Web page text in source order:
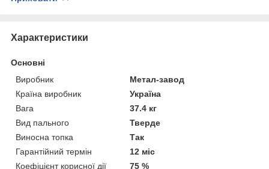
Характеристики
Основні
Виробник
Метал-завод
Країна виробник
Україна
Вага
37.4 кг
Вид пального
Тверде
Виносна топка
Так
Гарантійний термін
12 міс
Коефіцієнт корисної дії
75 %